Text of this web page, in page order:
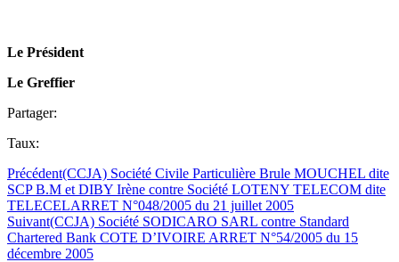
Le Président
Le Greffier
Partager:
Taux:
Précédent(CCJA) Société Civile Particulière Brule MOUCHEL dite
SCP B.M et DIBY Irène contre Société LOTENY TELECOM dite
TELECELARRET N°048/2005 du 21 juillet 2005
Suivant(CCJA) Société SODICARO SARL contre Standard
Chartered Bank COTE D’IVOIRE ARRET N°54/2005 du 15
décembre 2005